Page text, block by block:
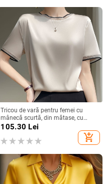
Tricou de vară pentru femei cu
mânecă scurtă, din mătase, cu
guler rotund și organza, cu bază de
satin și acid acetic, vrac, din mătase
Mulberry
105.30 Lei
add_shopping_cart